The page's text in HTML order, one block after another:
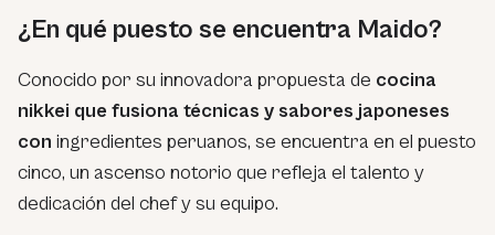
¿En qué puesto se encuentra Maido?
Conocido por su innovadora propuesta de cocina
nikkei que fusiona técnicas y sabores japoneses
con ingredientes peruanos, se encuentra en el puesto
cinco, un ascenso notorio que refleja el talento y
dedicación del chef y su equipo.